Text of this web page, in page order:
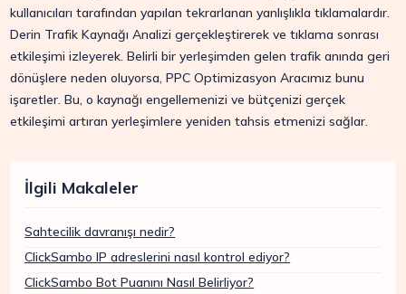
kullanıcıları tarafından yapılan tekrarlanan yanlışlıkla tıklamalardır.
Derin Trafik Kaynağı Analizi gerçekleştirerek ve tıklama sonrası
etkileşimi izleyerek. Belirli bir yerleşimden gelen trafik anında geri
dönüşlere neden oluyorsa, PPC Optimizasyon Aracımız bunu
işaretler. Bu, o kaynağı engellemenizi ve bütçenizi gerçek
etkileşimi artıran yerleşimlere yeniden tahsis etmenizi sağlar.
İlgili Makaleler
Sahtecilik davranışı nedir?
ClickSambo IP adreslerini nasıl kontrol ediyor?
ClickSambo Bot Puanını Nasıl Belirliyor?